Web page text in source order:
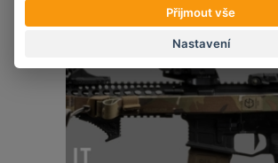
07 11 2023
Přijmout vše
Nastavení